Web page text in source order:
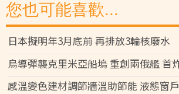
您也可能喜歡...
日本擬明年3月底前 再排放3輪核廢水
烏導彈襲克里米亞船塢 重創兩俄艦 首
感溫變色建材調節牆溫助節能 液態窗